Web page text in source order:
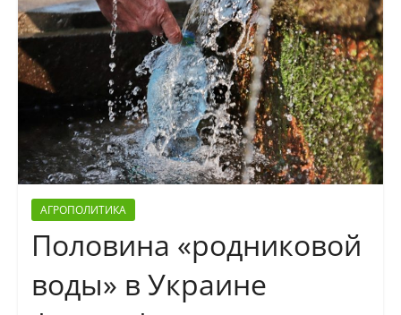
АГРОПОЛИТИКА
Половина «родниковой
воды» в Украине